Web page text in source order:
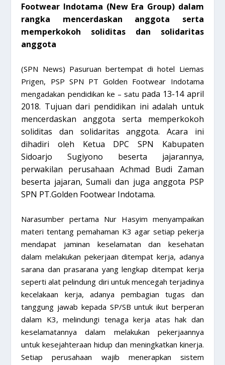
Footwear Indotama (New Era Group) dalam
rangka mencerdaskan anggota serta
memperkokoh soliditas dan solidaritas
anggota
(SPN News) Pasuruan bertempat di hotel Liemas
Prigen, PSP SPN PT Golden Footwear Indotama
mengadakan pendidikan ke – satu pada 13-14 april
2018. Tujuan dari pendidikan ini adalah untuk
mencerdaskan anggota serta memperkokoh
soliditas dan solidaritas anggota. Acara ini
dihadiri oleh Ketua DPC SPN Kabupaten
Sidoarjo Sugiyono beserta jajarannya,
perwakilan perusahaan Achmad Budi Zaman
beserta jajaran, Sumali dan juga anggota PSP
SPN PT.Golden Footwear Indotama.
Narasumber pertama Nur Hasyim menyampaikan
materi tentang pemahaman K3 agar setiap pekerja
mendapat jaminan keselamatan dan kesehatan
dalam melakukan pekerjaan ditempat kerja, adanya
sarana dan prasarana yang lengkap ditempat kerja
seperti alat pelindung diri untuk mencegah terjadinya
kecelakaan kerja, adanya pembagian tugas dan
tanggung jawab kepada SP/SB untuk ikut berperan
dalam K3, melindungi tenaga kerja atas hak dan
keselamatannya dalam melakukan pekerjaannya
untuk kesejahteraan hidup dan meningkatkan kinerja.
Setiap perusahaan wajib menerapkan sistem